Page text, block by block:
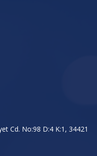
D:4 K:1, 34421 Beyoğlu/İstanbul